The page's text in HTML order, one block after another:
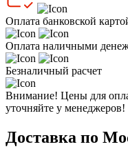
Оплата банковской
Оплата наличными
Безналичный расчет
Внимание! Цены для
уточняйте у менеджеров!
Доставка по